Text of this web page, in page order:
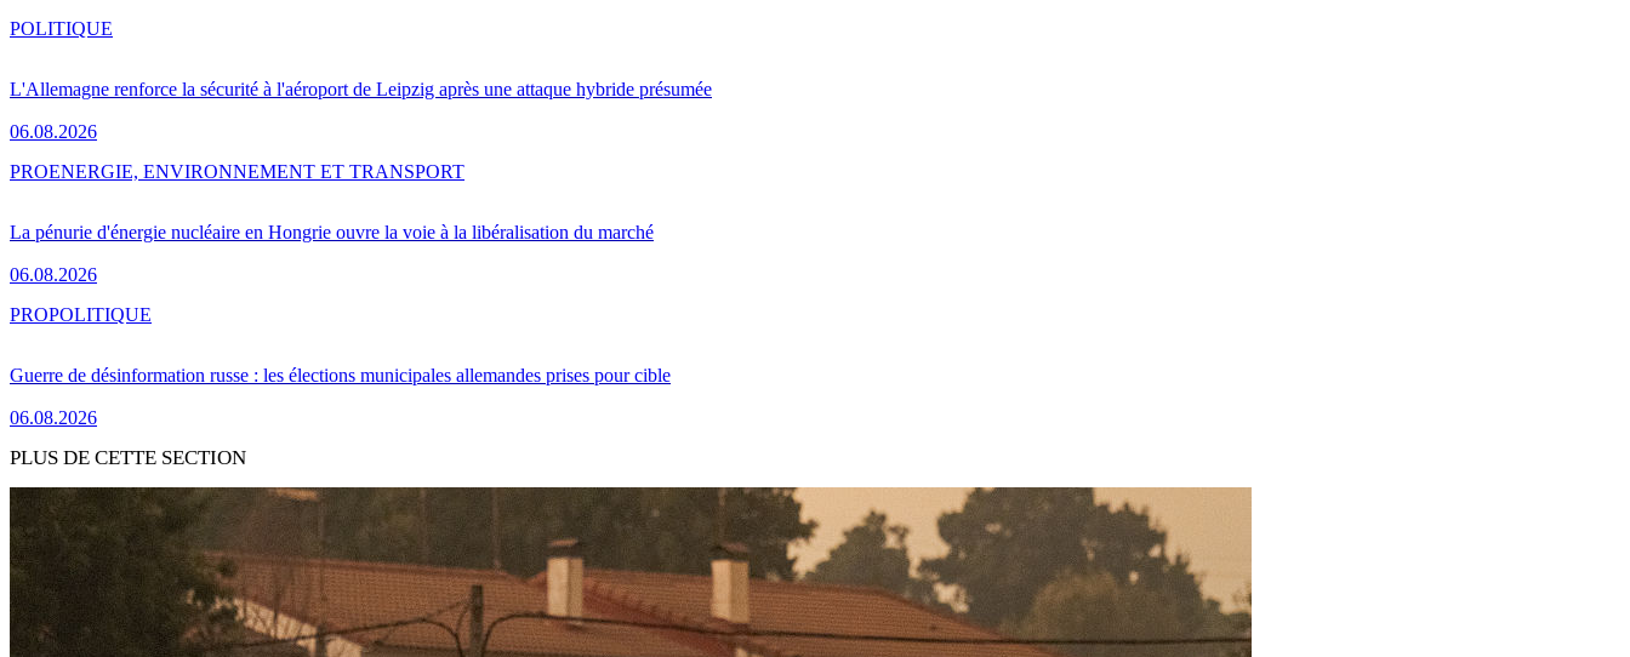
L'Allemagne renforce la sécurité à l'aéroport de Leipzig après une attaque hybride présumée
06.08.2026
POLITIQUE
La pénurie d'énergie nucléaire en Hongrie ouvre la voie à la libéralisation du marché
06.08.2026
PROENERGIE, ENVIRONNEMENT ET TRANSPORT
Guerre de désinformation russe : les élections municipales allemandes prises pour cible
06.08.2026
PROPOLITIQUE
PLUS DE CETTE SECTION